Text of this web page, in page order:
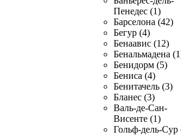
Пенедес (1)
Барселона (42)
Бегур (4)
Бенаавис (12)
Бенальмадена
Бенидорм (5)
Бениса (4)
Бенитачель (3)
Бланес (3)
Валь-де-Сан-
Висенте (1)
Гольф-дель-Сур